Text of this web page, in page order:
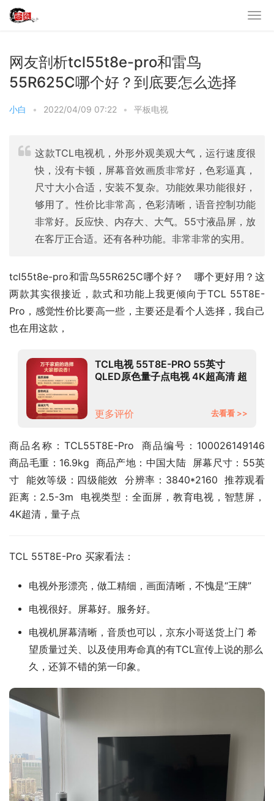
网友剖析tcl55t8e-pro和雷鸟
55R625C哪个好？到底要怎么选择
小白 • 2022/04/09 07:22 • 平板电视
这款TCL电视机，外形外观美观大气，运行速度很
快，没有卡顿，屏幕音效画质非常好，色彩逼真，
尺寸大小合适，安装不复杂。功能效果功能很好，
够用了。性价比非常高，色彩清晰，语音控制功能
非常好。反应快、内存大、大气。55寸液晶屏，放
在客厅正合适。还有各种功能。非常非常的实用。
tcl55t8e-pro和雷鸟55R625C哪个好？   哪个更好用？这
两款其实很接近，款式和功能上我更倾向于TCL 55T8E-
Pro，感觉性价比要高一些，主要还是看个人选择，我自己
也在用这款，
TCL电视 55T8E-PRO 55英寸
QLED原色量子点电视 4K超高清 超
更多评价
去看看 >>
商品名称：TCL55T8E-Pro  商品编号：100026149146
商品毛重：16.9kg  商品产地：中国大陆  屏幕尺寸：55英
寸  能效等级：四级能效  分辨率：3840*2160  推荐观看
距离：2.5-3m  电视类型：全面屏，教育电视，智慧屏，
4K超清，量子点
TCL 55T8E-Pro 买家看法：
电视外形漂亮，做工精细，画面清晰，不愧是“王牌”
电视很好。屏幕好。服务好。
电视机屏幕清晰，音质也可以，京东小哥送货上门 希
望质量过关、以及使用寿命真的有TCL宣传上说的那么
久，还算不错的第一印象。